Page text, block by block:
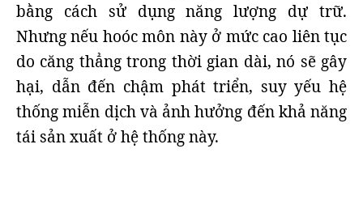
bằng cách sử dụng năng lượng dự trữ.
Nhưng nếu hoóc môn này ở mức cao liên tục
do căng thẳng trong thời gian dài, nó sẽ gây
hại, dẫn đến chậm phát triển, suy yếu hệ
thống miễn dịch và ảnh hưởng đến khả năng
tái sản xuất ở hệ thống này.